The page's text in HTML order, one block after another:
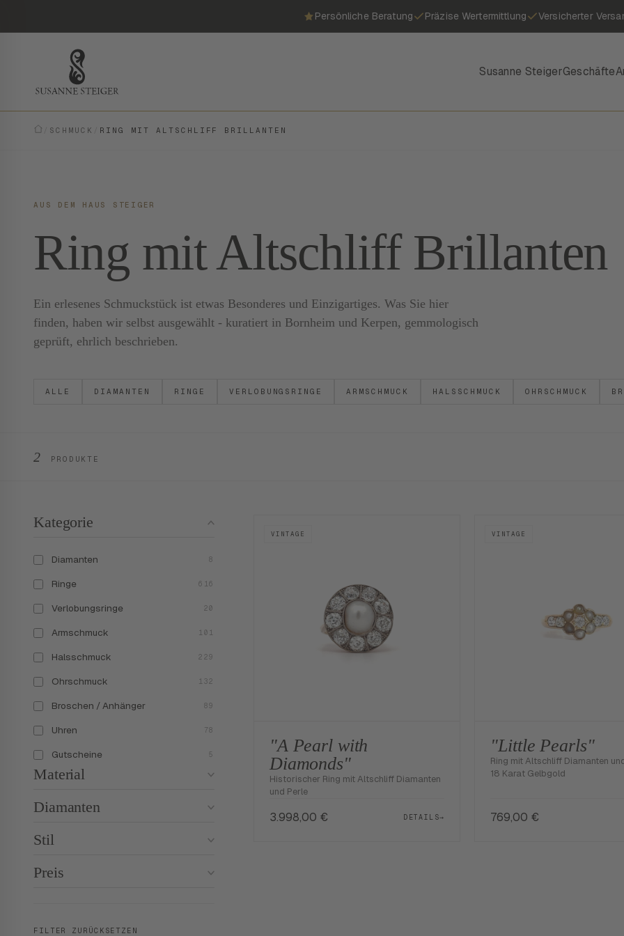
Persönliche Beratung Präzise Wertermittlung Versicherter
Susanne SteigerGeschäfte
SCHMUCK RING MIT ALTSCHLIFF BRILLANTEN
AUS DEM HAUS STEIGER
Ring mit Altschliff Brillanten
Ein erlesenes Schmuckstück ist etwas Besonderes und Einzigartiges. Was Sie hier
finden, haben wir selbst ausgewählt - kuratiert in Bornheim und Kerpen, gemmologisch
geprüft, ehrlich beschrieben.
ALLE DIAMANTEN RINGE VERLOBUNGSRINGE ARMSCHMUCK HALSSCHMUCK OHRSCHMUCK
2 PRODUKTE
Kategorie
Diamanten 8
Ringe 616
Verlobungsringe 20
Armschmuck 101
Halsschmuck 229
Ohrschmuck 132
Broschen / Anhänger 89
Uhren 78
Gutscheine 5
Material
Diamanten
Stil
Preis
FILTER ZURÜCKSETZEN
VINTAGE
"A Pearl with
Diamonds"
Historischer Ring mit Altschliff Diamanten
und Perle
3.998,00 € DETAILS→
VINTAGE
"Little Pearls"
Ring mit Altschliff Diamanten
18 Karat Gelbgold
769,00 €